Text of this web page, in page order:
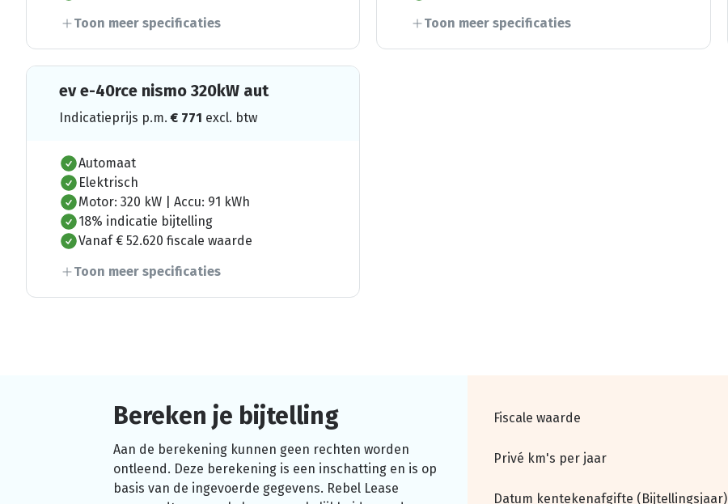
Toon meer specificaties
Toon meer specificaties
ev e-40rce nismo 320kW aut
Indicatieprijs p.m.€ 771 excl. btw
Automaat
Elektrisch
Motor: 320 kW | Accu: 91 kWh
18% indicatie bijtelling
Vanaf € 52.620 fiscale waarde
Toon meer specificaties
Bereken je bijtelling
Aan de berekening kunnen geen rechten worden
ontleend. Deze berekening is een inschatting en is op
basis van de ingevoerde gegevens. Rebel Lease
Fiscale waarde
Privé km's per jaar
Datum kentekenafgifte (Bijtellingsjaar)